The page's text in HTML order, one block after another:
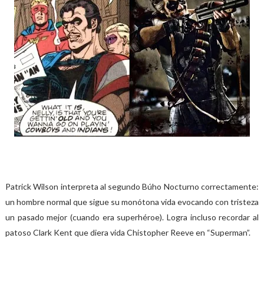
Patrick Wilson interpreta al segundo Búho Nocturno correctamente:
un hombre normal que sigue su monótona vida evocando con tristeza
un pasado mejor (cuando era superhéroe). Logra incluso recordar al
patoso Clark Kent que diera vida Chistopher Reeve en “Superman”.